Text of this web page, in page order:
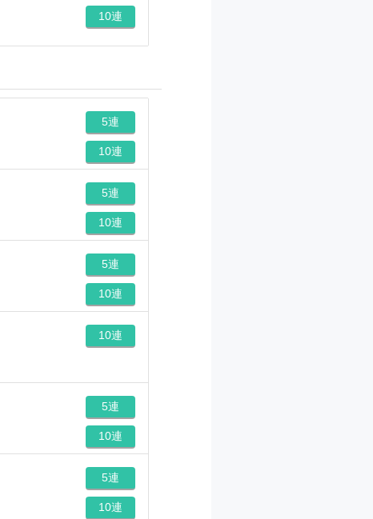
10連
5連
10連
5連
10連
5連
10連
10連
5連
10連
5連
10連